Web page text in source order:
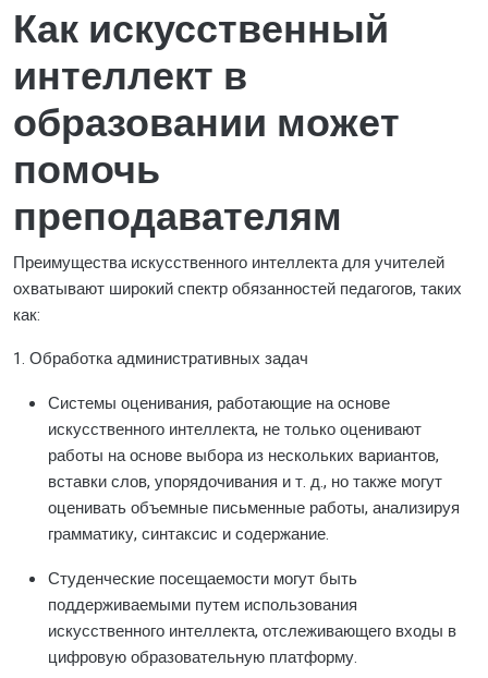
Как искусственный
интеллект в
образовании может
помочь
преподавателям
Преимущества искусственного интеллекта для учителей
охватывают широкий спектр обязанностей педагогов, таких
как:
1. Обработка административных задач
Системы оценивания, работающие на основе
искусственного интеллекта, не только оценивают
работы на основе выбора из нескольких вариантов,
вставки слов, упорядочивания и т. д., но также могут
оценивать объемные письменные работы, анализируя
грамматику, синтаксис и содержание.
Студенческие посещаемости могут быть
поддерживаемыми путем использования
искусственного интеллекта, отслеживающего входы в
цифровую образовательную платформу.